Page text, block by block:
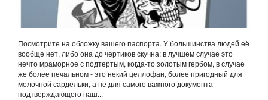
Посмотрите на обложку вашего паспорта. У большинства людей её
вообще нет, либо она до чертиков скучна: в лучшем случае это
нечто мраморное с подтертым, когда-то золотым гербом, в случае
же более печальном - это некий целлофан, более пригодный для
молочной сардельки, а не для самого важного документа
подтверждающего наш...